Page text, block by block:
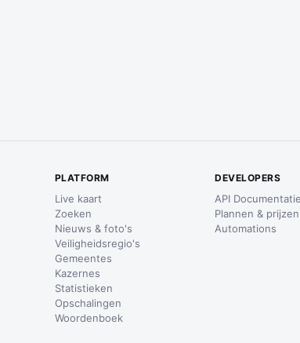
PLATFORM
Live kaart
Zoeken
Nieuws & foto's
Veiligheidsregio's
Gemeentes
Kazernes
Statistieken
Opschalingen
Woordenboek
DEVELOPERS
API Documentatie
Plannen & prijzen
Automations